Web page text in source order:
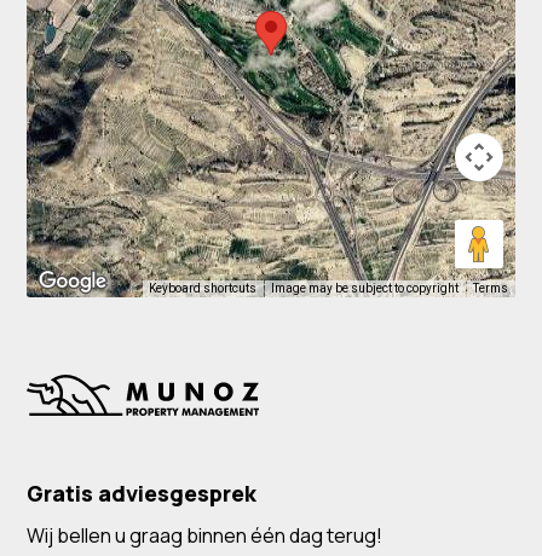
Keyboard shortcuts Image may be subject to copyright Terms
Gratis adviesgesprek
Wij bellen u graag binnen één dag terug!